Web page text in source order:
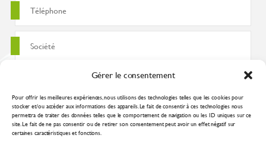
Gérer le consentement
Pour offrir les meilleures expériences, nous utilisons des technologies telles que les cookies pour
stocker et/ou accéder aux informations des appareils. Le fait de consentir à ces technologies nous
permettra de traiter des données telles que le comportement de navigation ou les ID uniques sur ce
site. Le fait de ne pas consentir ou de retirer son consentement peut avoir un effet négatif sur
certaines caractéristiques et fonctions.